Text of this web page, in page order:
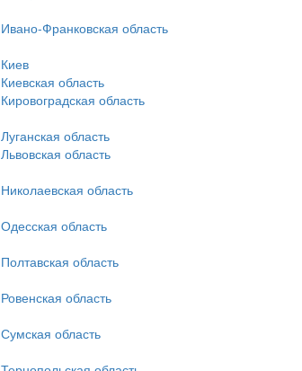
Ивано-Франковская область
Киев
Киевская область
Кировоградская область
Луганская область
Львовская область
Николаевская область
Одесская область
Полтавская область
Ровенская область
Сумская область